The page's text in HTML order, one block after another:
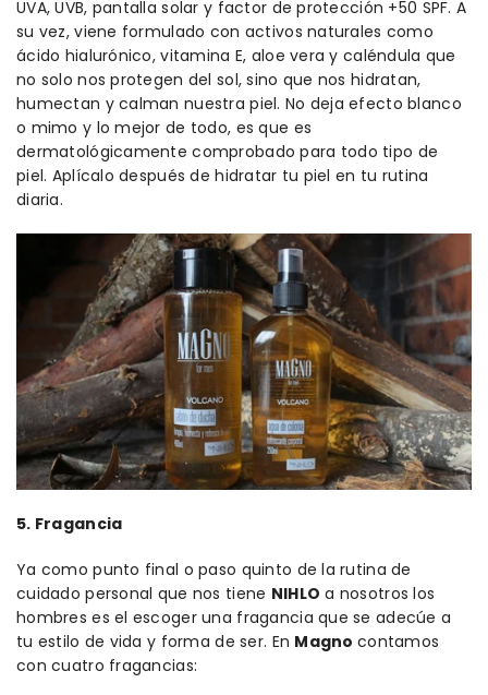
UVA, UVB, pantalla solar y factor de protección +50 SPF. A
su vez, viene formulado con activos naturales como
ácido hialurónico, vitamina E, aloe vera y caléndula que
no solo nos protegen del sol, sino que nos hidratan,
humectan y calman nuestra piel. No deja efecto blanco
o mimo y lo mejor de todo, es que es
dermatológicamente comprobado para todo tipo de
piel. Aplícalo después de hidratar tu piel en tu rutina
diaria.
5. Fragancia
Ya como punto final o paso quinto de la rutina de
cuidado personal que nos tiene NIHLO a nosotros los
hombres es el escoger una fragancia que se adecúe a
tu estilo de vida y forma de ser. En Magnocontamos
con cuatro fragancias: